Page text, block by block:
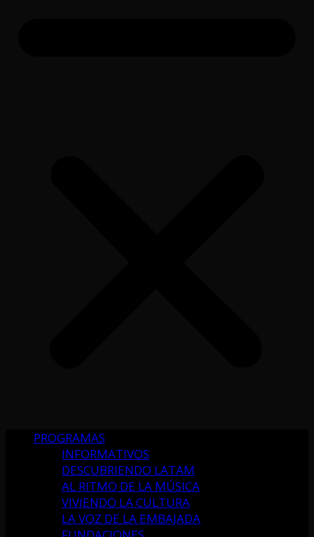
PROGRAMAS
INFORMATIVOS
DESCUBRIENDO LATAM
AL RITMO DE LA MÚSICA
VIVIENDO LA CULTURA
LA VOZ DE LA EMBAJADA